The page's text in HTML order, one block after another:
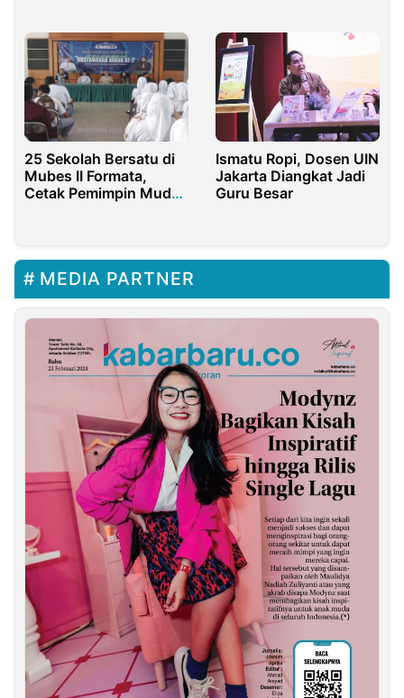
25 Sekolah Bersatu di
Mubes II Formata,
Cetak Pemimpin Muda
Ismatu Ropi, Dosen UIN
Jakarta Diangkat Jadi
Guru Besar
MEDIA PARTNER